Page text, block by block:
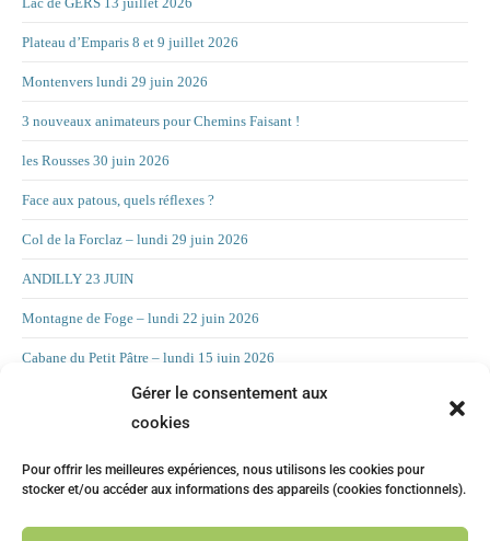
Gérer le consentement aux
cookies
Pour offrir les meilleures expériences, nous utilisons les cookies pour
stocker et/ou accéder aux informations des appareils (cookies fonctionnels).
Plateau d’Emparis 8 et 9 juillet 2026
Montenvers lundi 29 juin 2026
3 nouveaux animateurs pour Chemins Faisant !
les Rousses 30 juin 2026
Face aux patous, quels réflexes ?
Col de la Forclaz – lundi 29 juin 2026
ANDILLY 23 JUIN
Montagne de Foge – lundi 22 juin 2026
Cabane du Petit Pâtre – lundi 15 juin 2026
La Croix d’Allant – lundi 8 juin 2026
LA CHAMBOTTE